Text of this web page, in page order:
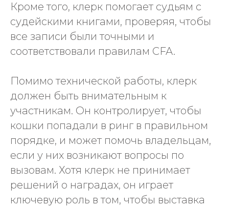
Кроме того, клерк помогает судьям с
судейскими книгами, проверяя, чтобы
все записи были точными и
соответствовали правилам CFA.
Помимо технической работы, клерк
должен быть внимательным к
участникам. Он контролирует, чтобы
кошки попадали в ринг в правильном
порядке, и может помочь владельцам,
если у них возникают вопросы по
вызовам. Хотя клерк не принимает
решений о наградах, он играет
ключевую роль в том, чтобы выставка